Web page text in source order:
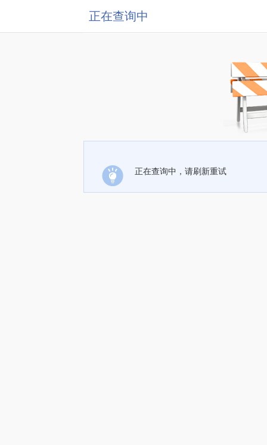
正在查询中
正在查询中，请刷新重试